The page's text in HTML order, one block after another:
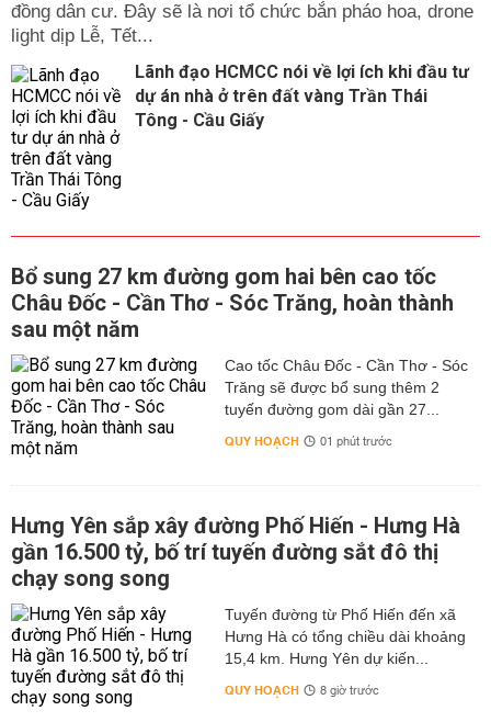
đồng dân cư. Đây sẽ là nơi tổ chức bắn pháo hoa, drone
light dịp Lễ, Tết...
Lãnh đạo HCMCC nói về lợi ích khi đầu tư
dự án nhà ở trên đất vàng Trần Thái
Tông - Cầu Giấy
Bổ sung 27 km đường gom hai bên cao tốc
Châu Đốc - Cần Thơ - Sóc Trăng, hoàn thành
sau một năm
Cao tốc Châu Đốc - Cần Thơ - Sóc
Trăng sẽ được bổ sung thêm 2
tuyến đường gom dài gần 27...
QUY HOẠCH 01 phút trước
Hưng Yên sắp xây đường Phố Hiến - Hưng Hà
gần 16.500 tỷ, bố trí tuyến đường sắt đô thị
chạy song song
Tuyến đường từ Phố Hiến đến xã
Hưng Hà có tổng chiều dài khoảng
15,4 km. Hưng Yên dự kiến...
QUY HOẠCH 8 giờ trước